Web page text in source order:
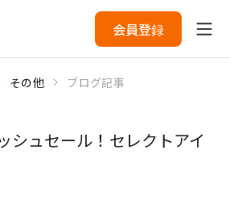
会員登録
その他 ブログ記事
ュセール！セレクトアイ